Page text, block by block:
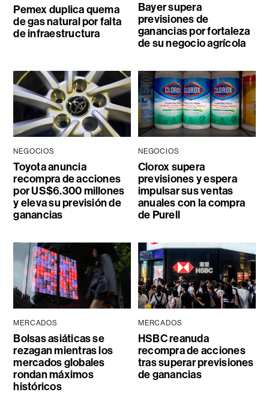
Pemex duplica quema
de gas natural por falta
de infraestructura
Bayer supera
previsiones de
ganancias por fortaleza
de su negocio agrícola
NEGOCIOS
Toyota anuncia
recompra de acciones
por US$6.300 millones
y eleva su previsión de
ganancias
NEGOCIOS
Clorox supera
previsiones y espera
impulsar sus ventas
anuales con la compra
de Purell
MERCADOS
Bolsas asiáticas se
rezagan mientras los
mercados globales
rondan máximos
históricos
MERCADOS
HSBC reanuda
recompra de acciones
tras superar previsiones
de ganancias